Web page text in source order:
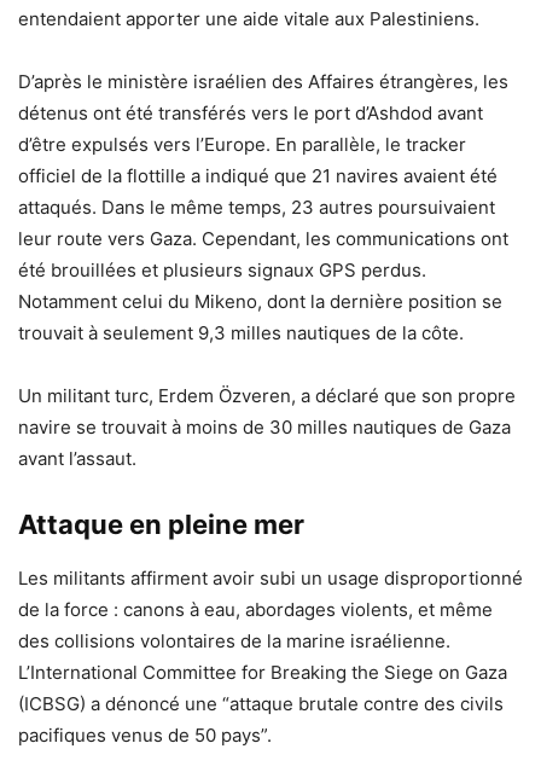
entendaient apporter une aide vitale aux Palestiniens.
D’après le ministère israélien des Affaires étrangères, les
détenus ont été transférés vers le port d’Ashdod avant
d’être expulsés vers l’Europe. En parallèle, le tracker
officiel de la flottille a indiqué que 21 navires avaient été
attaqués. Dans le même temps, 23 autres poursuivaient
leur route vers Gaza. Cependant, les communications ont
été brouillées et plusieurs signaux GPS perdus.
Notamment celui du Mikeno, dont la dernière position se
trouvait à seulement 9,3 milles nautiques de la côte.
Un militant turc, Erdem Özveren, a déclaré que son propre
navire se trouvait à moins de 30 milles nautiques de Gaza
avant l’assaut.
Attaque en pleine mer
Les militants affirment avoir subi un usage disproportionné
de la force : canons à eau, abordages violents, et même
des collisions volontaires de la marine israélienne.
L’International Committee for Breaking the Siege on Gaza
(ICBSG) a dénoncé une “attaque brutale contre des civils
pacifiques venus de 50 pays”.